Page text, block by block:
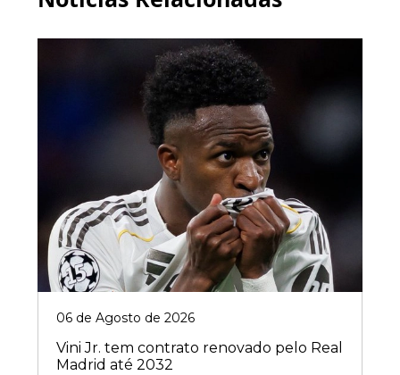
06 de Agosto de 2026
Vini Jr. tem contrato renovado pelo Real
Madrid até 2032